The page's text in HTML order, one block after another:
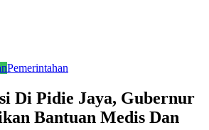
Pemerintahan
Di Pidie Jaya, Gubernur
Bantuan Medis Dan